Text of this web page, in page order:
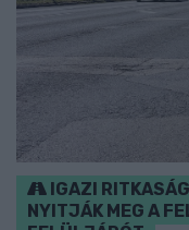
IGAZI
NYITJÁK MEG A